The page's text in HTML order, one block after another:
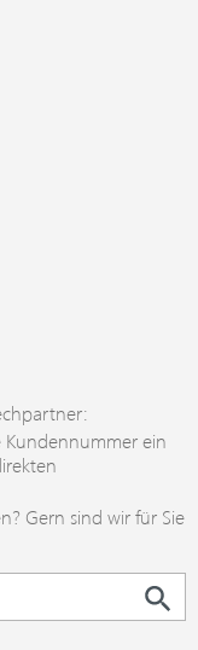
Kundennummer ein
Gern sind wir für Sie